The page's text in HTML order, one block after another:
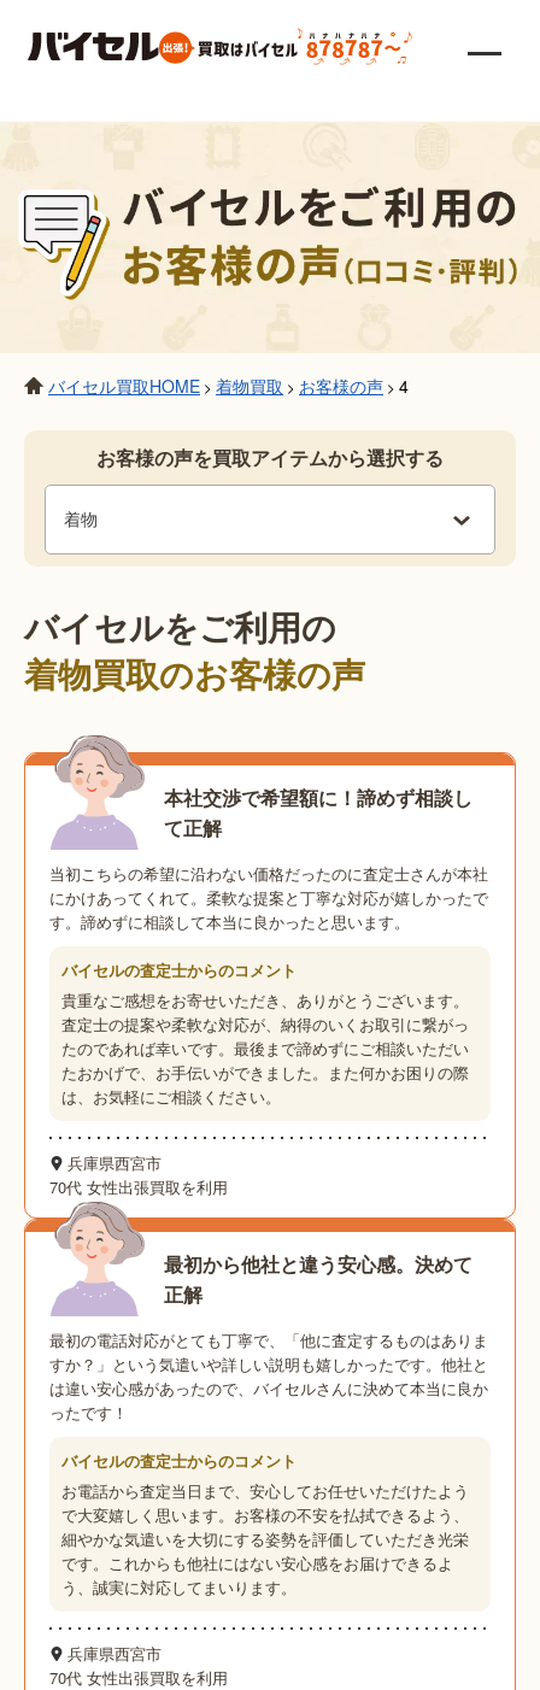
バイセル買取HOME > 着物買取 > お客様の声 > 4
お客様の声を買取アイテムから選択する
バイセルをご利用の
着物買取のお客様の声
本社交渉で希望額に！諦めず相談し
て正解
当初こちらの希望に沿わない価格だったのに査定士さんが本社
にかけあってくれて。柔軟な提案と丁寧な対応が嬉しかったで
す。諦めずに相談して本当に良かったと思います。
バイセルの査定士からのコメント
貴重なご感想をお寄せいただき、ありがとうございます。
査定士の提案や柔軟な対応が、納得のいくお取引に繋がっ
たのであれば幸いです。最後まで諦めずにご相談いただい
たおかげで、お手伝いができました。また何かお困りの際
は、お気軽にご相談ください。
兵庫県西宮市
70代 女性出張買取を利用
最初から他社と違う安心感。決めて
正解
最初の電話対応がとても丁寧で、「他に査定するものはありま
すか？」という気遣いや詳しい説明も嬉しかったです。他社と
は違い安心感があったので、バイセルさんに決めて本当に良か
ったです！
バイセルの査定士からのコメント
お電話から査定当日まで、安心してお任せいただけたよう
で大変嬉しく思います。お客様の不安を払拭できるよう、
細やかな気遣いを大切にする姿勢を評価していただき光栄
です。これからも他社にはない安心感をお届けできるよ
う、誠実に対応してまいります。
兵庫県西宮市
70代 女性出張買取を利用